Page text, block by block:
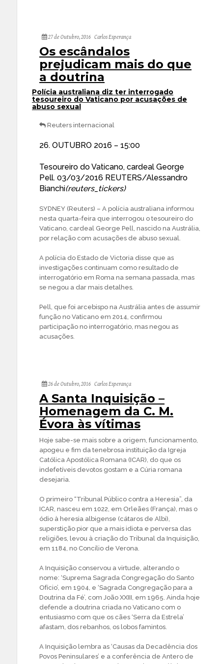
27 de Outubro, 2016 Carlos Esperança
Os escândalos
prejudicam mais do que
a doutrina
Polícia australiana diz ter interrogado
tesoureiro do Vaticano por acusações de
abuso sexual
Reuters internacional
26. OUTUBRO 2016 – 15:00
Tesoureiro do Vaticano, cardeal George
Pell. 03/03/2016 REUTERS/Alessandro
Bianchi(reuters_tickers)
SYDNEY (Reuters) – A polícia australiana informou
nesta quarta-feira que interrogou o tesoureiro do
Vaticano, cardeal George Pell, nascido na Austrália,
por relação com acusações de abuso sexual.
A polícia do Estado de Victoria disse que as
investigações continuam como resultado de
interrogatório em Roma na semana passada, mas
se negou a dar mais detalhes.
Pell, que foi arcebispo na Austrália antes de assumir
função no Vaticano em 2014, confirmou
participação no interrogatório, mas negou as
acusações.
26 de Outubro, 2016 Carlos Esperança
A Santa Inquisição –
Homenagem da C. M.
Évora às vítimas
Hoje sabe-se mais sobre a origem, funcionamento,
apogeu e fim da tenebrosa instituição da Igreja
Católica Apostólica Romana (ICAR), do que os
indefetíveis devotos gostam e a Cúria romana
desejaria.
O primeiro “Tribunal Público contra a Heresia”, da
ICAR, nasceu em 1022, em Orleães (França), mas o
ódio à heresia albigense (cátaros de Albi),
superstição pior que a mais idiota e perversa das
religiões, levou à criação do Tribunal da Inquisição,
em 1184, no Concílio de Verona.
A Inquisição conservou a virtude, alterando o
nome: ‘Suprema Sagrada Congregação do Santo
Ofício’, em 1904, e ‘Sagrada Congregação para a
Doutrina da Fé’, com João XXIII, em 1965. Ainda hoje
defende a doutrina criada no Vaticano com o
entusiasmo com que os cães ‘Serra da Estrela’
afastam, dos rebanhos, os lobos famintos.
A Inquisição lembra as ‘Causas da Decadência dos
Povos Peninsulares’ e a conferência de Antero de